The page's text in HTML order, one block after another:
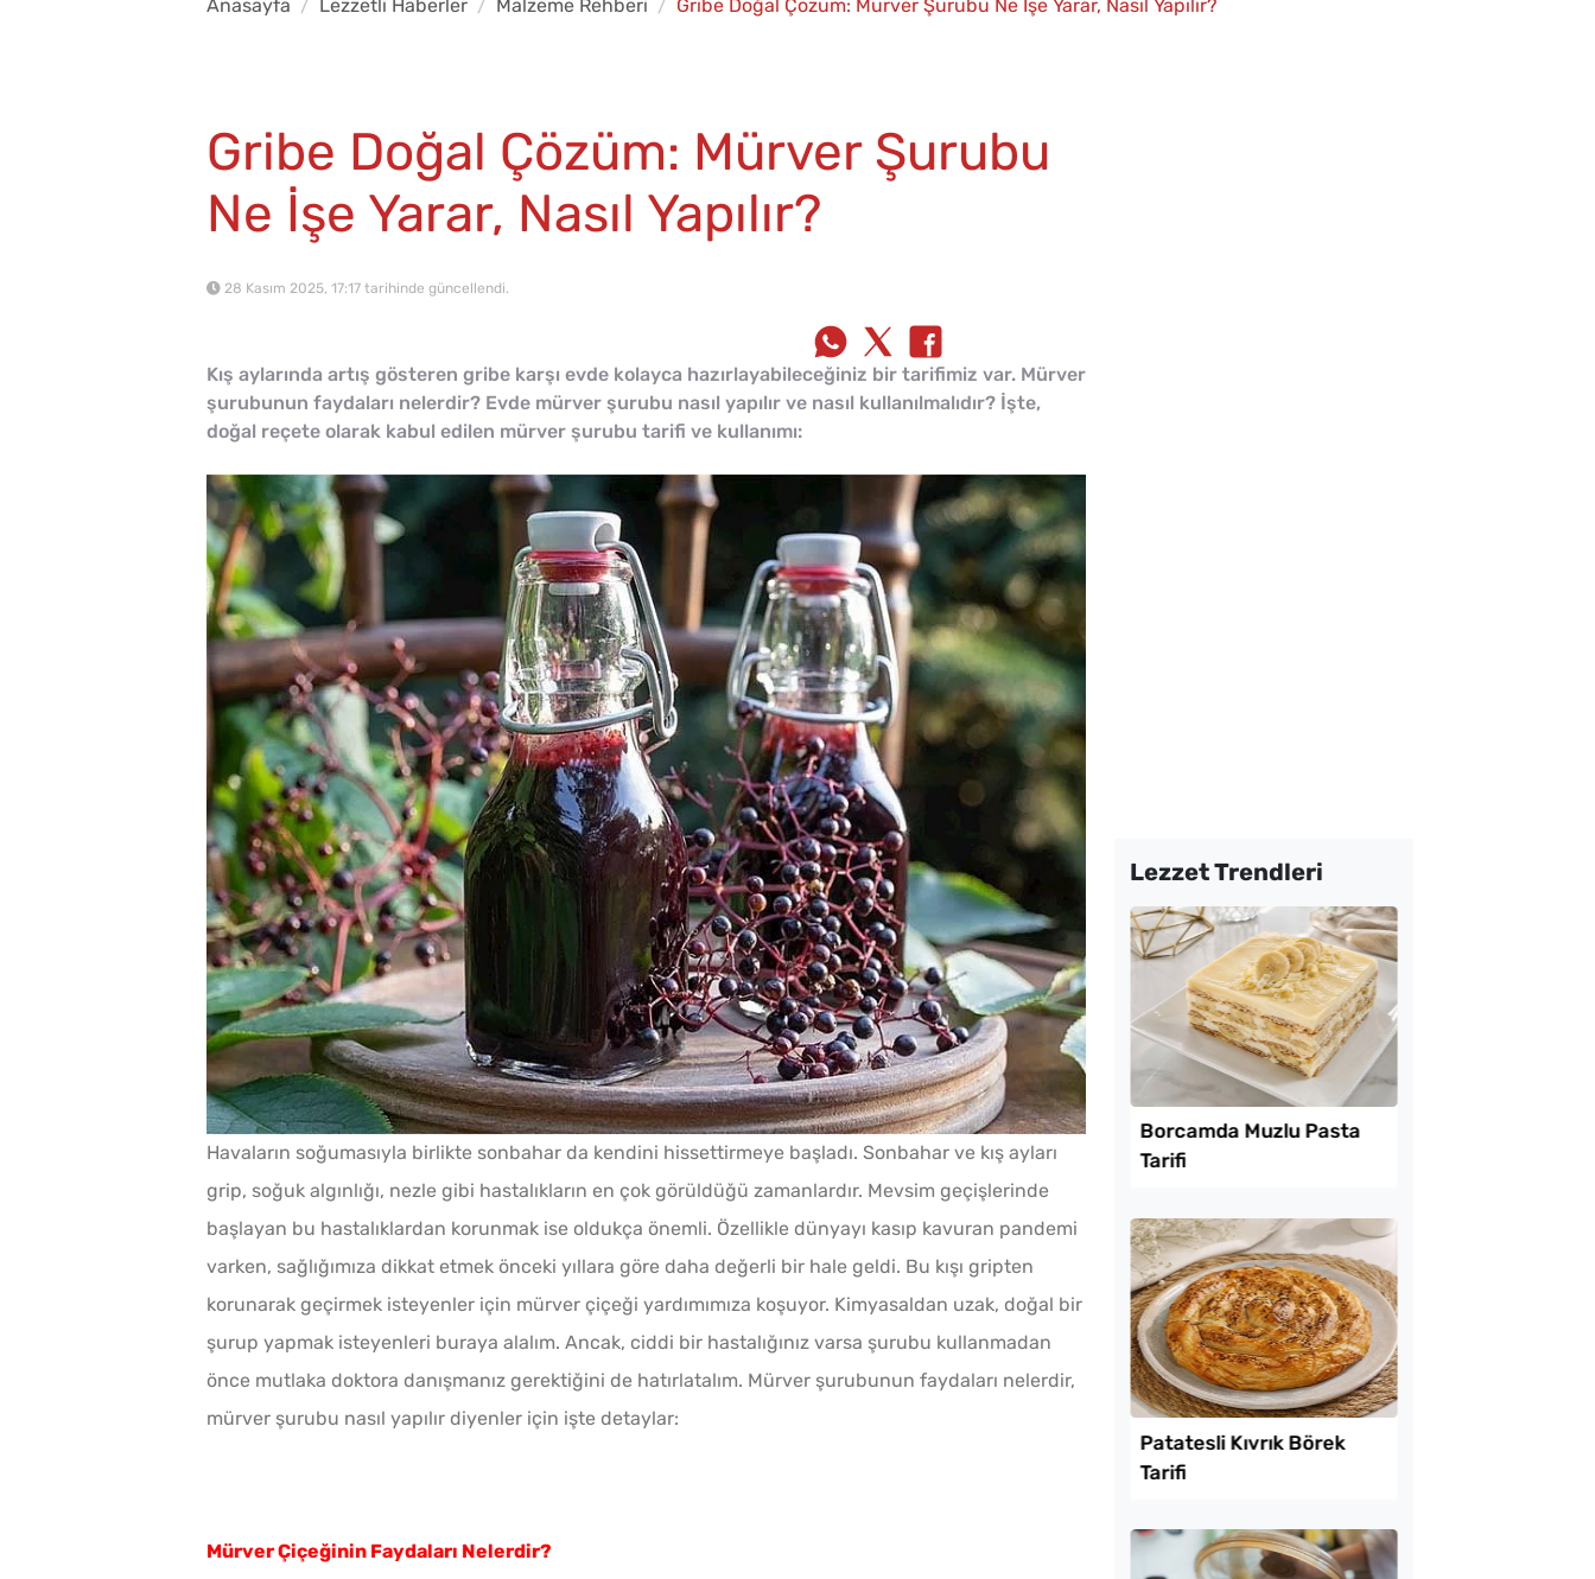
Anasayfa Lezzetli Haberler Malzeme Rehberi Gribe Doğal Çözüm: Mürver Şurubu Ne İşe Yarar, Nasıl Yapılır?
Gribe Doğal Çözüm: Mürver Şurubu
Ne İşe Yarar, Nasıl Yapılır?
28 Kasım 2025, 17:17 tarihinde güncellendi.
Kış aylarında artış gösteren gribe karşı evde kolayca hazırlayabileceğiniz bir tarifimiz var. Mürver
şurubunun faydaları nelerdir? Evde mürver şurubu nasıl yapılır ve nasıl kullanılmalıdır? İşte,
doğal reçete olarak kabul edilen mürver şurubu tarifi ve kullanımı:
Lezzet Trendleri
Makine Olmadan 5
Dakikada Dondurma
Yapmanın Püf Noktası
Tarhana Hamuru Kaç Gün
Mayalandırılır?
Pofuduk Yumurtalı Ekmek
Havaların soğumasıyla birlikte sonbahar da kendini hissettirmeye başladı. Sonbahar ve kış ayları
grip, soğuk algınlığı, nezle gibi hastalıkların en çok görüldüğü zamanlardır. Mevsim geçişlerinde
başlayan bu hastalıklardan korunmak ise oldukça önemli. Özellikle dünyayı kasıp kavuran pandemi
varken, sağlığımıza dikkat etmek önceki yıllara göre daha değerli bir hale geldi. Bu kışı gripten
korunarak geçirmek isteyenler için mürver çiçeği yardımımıza koşuyor. Kimyasaldan uzak, doğal bir
şurup yapmak isteyenleri buraya alalım. Ancak, ciddi bir hastalığınız varsa şurubu kullanmadan
önce mutlaka doktora danışmanız gerektiğini de hatırlatalım. Mürver şurubunun faydaları nelerdir,
mürver şurubu nasıl yapılır diyenler için işte detaylar:
Mürver Çiçeğinin Faydaları Nelerdir?